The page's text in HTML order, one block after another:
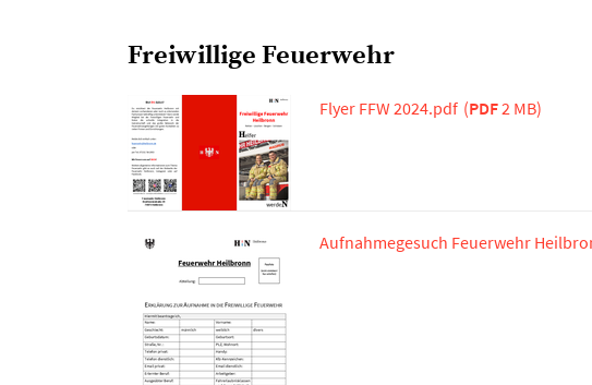
Freiwillige Feuerwehr
Flyer FFW 2024.pdf (PDF2 MB)
Aufnahmegesuch Feuerwehr